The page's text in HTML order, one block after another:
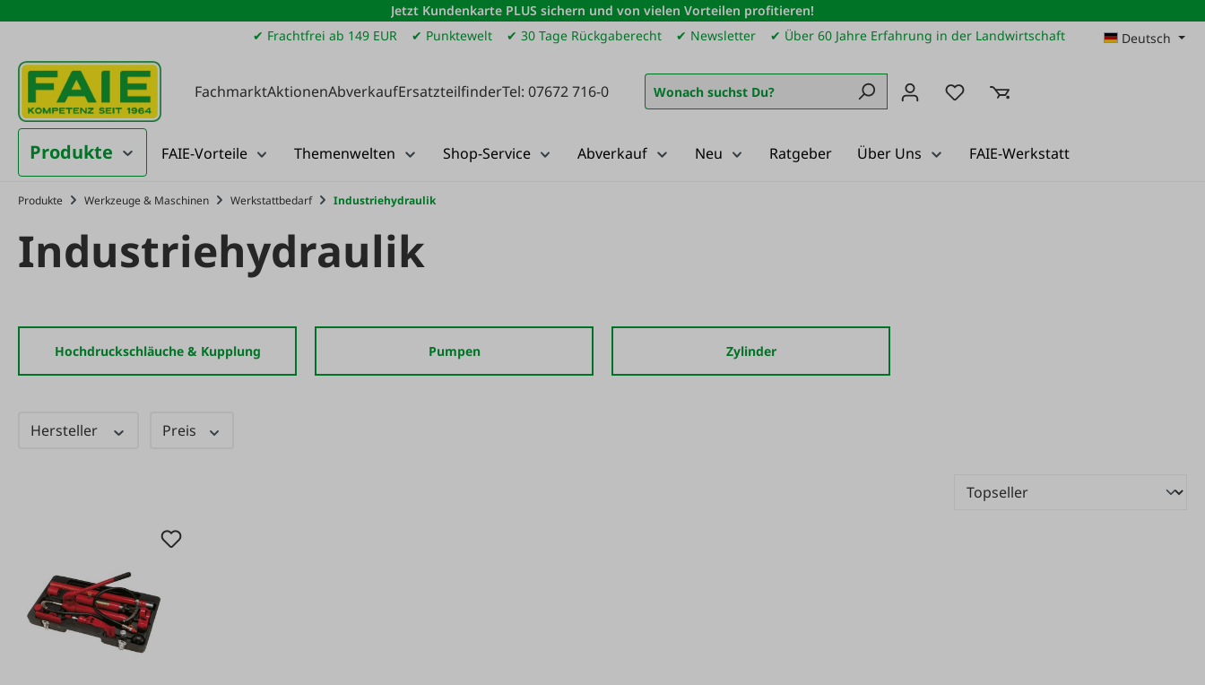
Hauptinhalt springen
Zur Suche springen
Zur Hauptnavigation springen
Jetzt Kundenkarte PLUS sichern und von vielen Vorteilen profitieren!
✔ Frachtfrei ab 149 EUR
✔ Punktewelt ✔ 30 Tage Rückgaberecht ✔ Newsletter ✔ Über 60 Jahre Erfahrung in der Landwirtschaft Deutsch
FachmarktAktionenAbverkaufErsatzteilfinderTel: 07672 716-0 Du hast 0 Produkte auf dem
Produkte FAIE-Vorteile Themenwelten Shop-Service Abverkauf Neu Ratgeber Über Uns FAIE-Werkstatt
Produkte Werkzeuge & Maschinen Werkstattbedarf Industriehydraulik
Industriehydraulik
Hochdruckschläuche & Kupplung Pumpen Zylinder
Hersteller Preis